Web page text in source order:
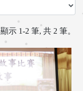
顯示 1-2 筆, 共 2 筆。